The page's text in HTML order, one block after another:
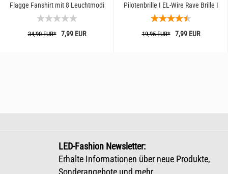
Flagge Fanshirt mit 8 Leuchtmodi
34,90 EUR*7,99 EUR
Pilotenbrille I EL-Wire Rave Brille I
Partybrille...
19,95 EUR*7,99 EUR
LED-Fashion Newsletter:
Erhalte Informationen über neue Produkte,
Sonderangebote und mehr.